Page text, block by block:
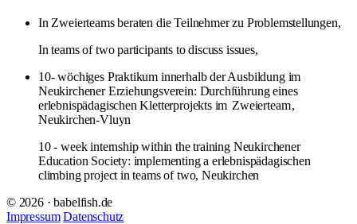
In Zweierteams beraten die Teilnehmer zu Problemstellungen,
In teams of two participants to discuss issues,
10- wöchiges Praktikum innerhalb der Ausbildung im
Neukirchener Erziehungsverein: Durchführung eines
erlebnispädagischen Kletterprojekts im Zweierteam,
Neukirchen-Vluyn
10 - week internship within the training Neukirchener
Education Society: implementing a erlebnispädagischen
climbing project in teams of two, Neukirchen
© 2026 · babelfish.de
Impressum Datenschutz